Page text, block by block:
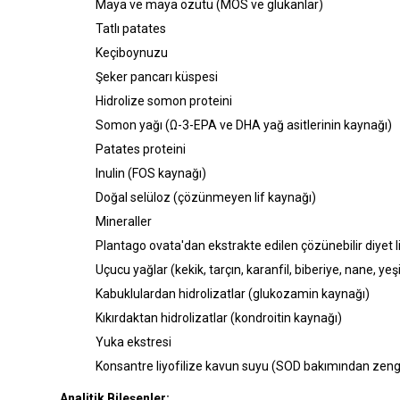
Maya ve maya özütü (MOS ve glukanlar)
Tatlı patates
Keçiboynuzu
Şeker pancarı küspesi
Hidrolize somon proteini
Somon yağı (Ω-3-EPA ve DHA yağ asitlerinin kaynağı)
Patates proteini
Inulin (FOS kaynağı)
Doğal selüloz (çözünmeyen lif kaynağı)
Mineraller
Plantago ovata'dan ekstrakte edilen çözünebilir diyet
Uçucu yağlar (kekik, tarçın, karanfil, biberiye, nane,
Kabuklulardan hidrolizatlar (glukozamin kaynağı)
Kıkırdaktan hidrolizatlar (kondroitin kaynağı)
Yuka ekstresi
Konsantre liyofilize kavun suyu (SOD bakımından